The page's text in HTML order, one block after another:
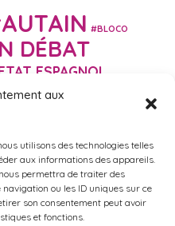
aux
utilisons des technologies telles
aux informations des appareils.
permettra de traiter des
ou les ID uniques sur ce
son consentement peut avoir
et fonctions.
AUTAIN BLOCO
DÉBAT
ESPAGNOL
FASCISME
PALESTINE ITALIE
MIGRANT-ES
NUPES OBONO
RUSSIE